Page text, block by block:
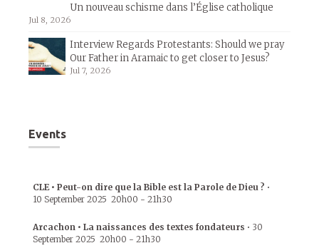
Un nouveau schisme dans l’Église catholique
Jul 8, 2026
Interview Regards Protestants: Should we pray
Our Father in Aramaic to get closer to Jesus?
Jul 7, 2026
Events
CLE • Peut-on dire que la Bible est la Parole de Dieu ? •
10 September 2025 20h00 - 21h30
Arcachon • La naissances des textes fondateurs • 30
September 2025 20h00 - 21h30